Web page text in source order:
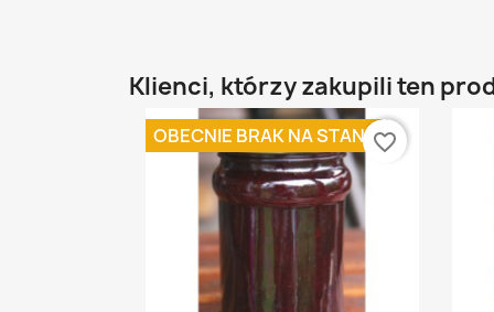
Klienci, którzy zakupili ten
OBECNIE BRAK NA STANIEfavorite_border